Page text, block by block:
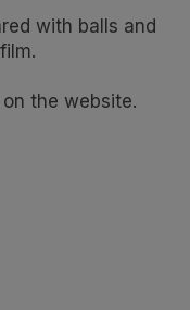
with balls and
the website.